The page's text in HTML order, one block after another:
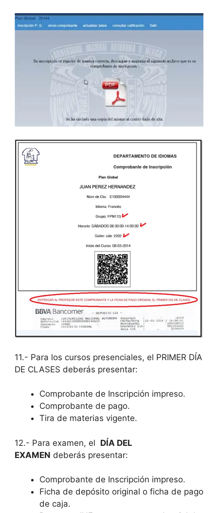
11.- Para los cursos presenciales, el PRIMER DÍA
DE CLASES deberás presentar:
Comprobante de Inscripción impreso.
Comprobante de pago.
Tira de materias vigente.
12.- Para examen, el DÍA DEL
EXAMEN deberás presentar:
Comprobante de Inscripción impreso.
Ficha de depósito original o ficha de pago
de caja.